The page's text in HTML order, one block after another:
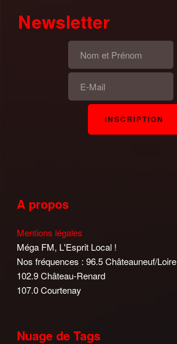
Newsletter
A propos
Mentions légales
Méga FM, L'Esprit Local !
Nos fréquences : 96.5 Châteauneuf/Loire
102.9 Château-Renard
107.0 Courtenay
Nuage de Tags